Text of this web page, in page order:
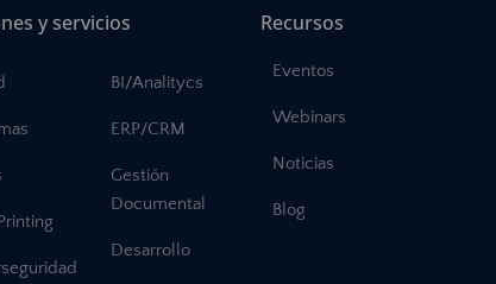
y servicios
BI/Analitycs
ERP/CRM
Gestión
Documental
Desarrollo
Recursos
Eventos
Webinars
Noticias
Blog